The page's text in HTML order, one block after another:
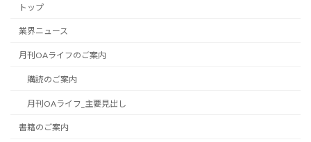
トップ
業界ニュース
月刊OAライフのご案内
購読のご案内
月刊OAライフ_主要見出し
書籍のご案内